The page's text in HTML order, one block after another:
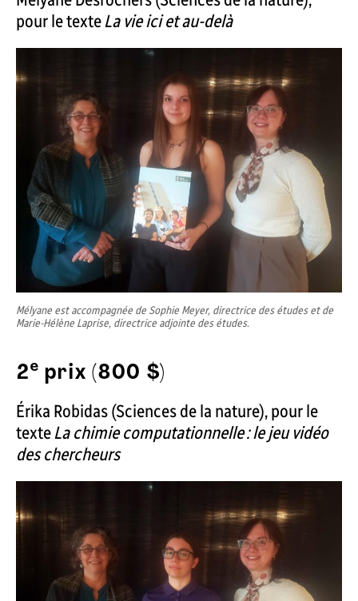
pour le texteLa vie ici et au-delà
Mélyane est accompagnée de Sophie Meyer, directrice des études et de
Marie-Hélène Laprise, directrice adjointe des études.
2e prix (800 $)
Érika Robidas (Sciences de la nature), pour le
texteLa chimie computationnelle : le jeu vidéo
des chercheurs